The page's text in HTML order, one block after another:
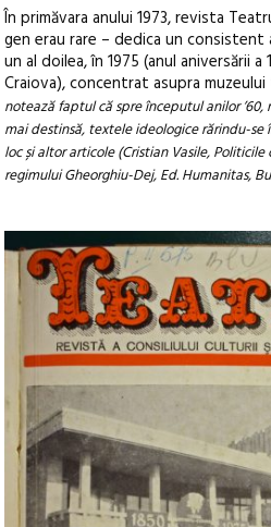
În primăvara anului 1973, revista
gen erau rare – dedica un
un al doilea, în 1975 (anul aniversării
Craiova), concentrat asupra
notează faptul că spre începutul anilor
mai destinsă, textele ideologice rărindu-se
loc și altor articole (Cristian Vasile,
regimului Gheorghiu-Dej, Ed. Humanitas,